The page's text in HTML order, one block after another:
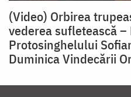
(Video) Orbirea
vederea sufletească –
Protosinghelului
Duminica Vindecării